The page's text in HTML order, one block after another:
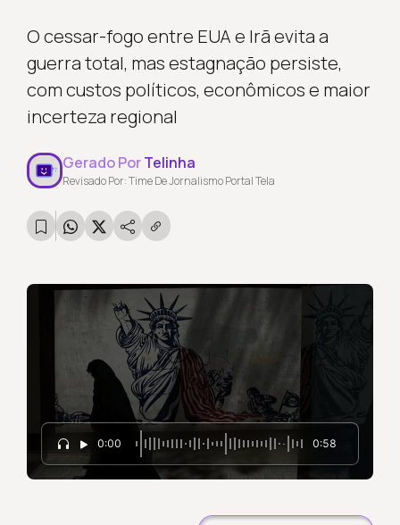
O cessar-fogo entre EUA e Irã evita a
guerra total, mas estagnação persiste,
com custos políticos, econômicos e maior
incerteza regional
Gerado PorTelinha
Revisado Por: Time De Jornalismo Portal Tela
0:00 0:58